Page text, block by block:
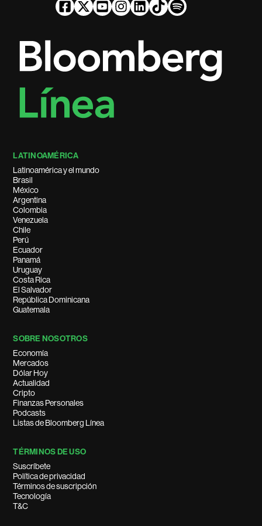
LATINOAMÉRICA
Latinoamérica y el mundo
Brasil
México
Argentina
Colombia
Venezuela
Chile
Perú
Ecuador
Panamá
Uruguay
Costa Rica
El Salvador
República Dominicana
Guatemala
SOBRE NOSOTROS
Economía
Mercados
Dólar Hoy
Actualidad
Cripto
Finanzas Personales
Podcasts
Listas de Bloomberg Línea
TÉRMINOS DE USO
Suscríbete
Política de privacidad
Términos de suscripción
Tecnología
T&C